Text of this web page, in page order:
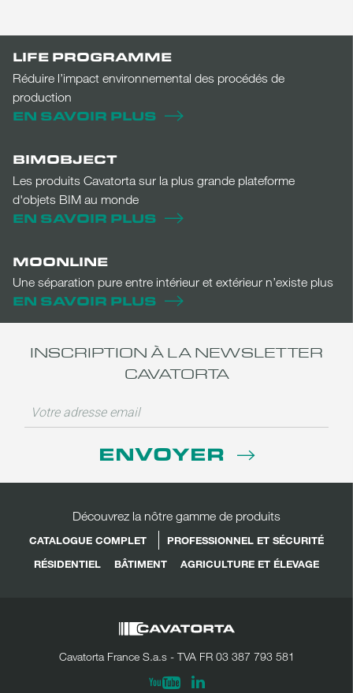
LIFE PROGRAMME
Réduire l’impact environnemental des procédés de
production
EN SAVOIR PLUS
BIMOBJECT
Les produits Cavatorta sur la plus grande plateforme
d'objets BIM au monde
EN SAVOIR PLUS
MOONLINE
Une séparation pure entre intérieur et extérieur n’existe plus
EN SAVOIR PLUS
INSCRIPTION À LA NEWSLETTER
CAVATORTA
ENVOYER
Découvrez la nôtre gamme de produits
CATALOGUE COMPLET
PROFESSIONNEL ET SÉCURITÉ
RÉSIDENTIEL
BÂTIMENT AGRICULTURE ET ÉLEVAGE
Cavatorta France S.a.s - TVA FR 03 387 793 581
Youtube Linkedin